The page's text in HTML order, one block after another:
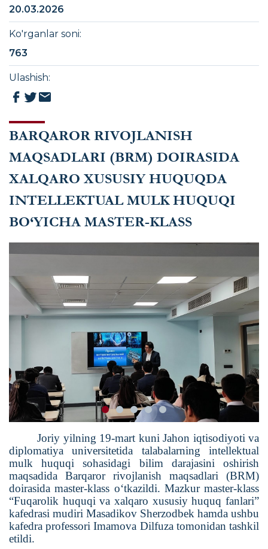
BARQAROR RIVOJLANISH
MAQSADLARI (BRM) DOIRASIDA
XALQARO XUSUSIY HUQUQDA
INTELLEKTUAL MULK HUQUQI
BO‘YICHA MASTER-KLASS
Joriy yilning 19-mart kuni Jahon iqtisodiyoti va
diplomatiya universitetida talabalarning intellektual
mulk huquqi sohasidagi bilim darajasini oshirish
maqsadida Barqaror rivojlanish maqsadlari (BRM)
doirasida master-klass o‘tkazildi. Mazkur master-klass
“Fuqarolik huquqi va xalqaro xususiy huquq fanlari”
kafedrasi mudiri Masadikov Sherzodbek hamda ushbu
kafedra professori Imamova Dilfuza tomonidan tashkil
etildi.
20.03.2026
Ko'rganlar soni:
763
Ulashish: